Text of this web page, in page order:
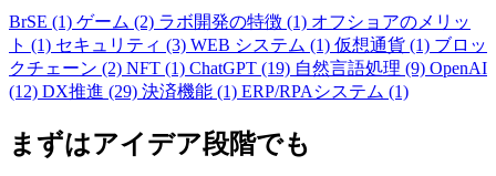
BrSE (1) ゲーム (2) ラボ開発の特徴 (1) オフショアのメリッ
ト (1) セキュリティ (3) WEB システム (1) 仮想通貨 (1) ブロッ
クチェーン (2) NFT (1) ChatGPT (19) 自然言語処理 (9) OpenAI
(12) DX推進 (29) 決済機能 (1) ERP/RPAシステム (1)
まずはアイデア段階でも